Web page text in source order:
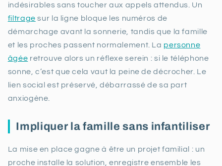
indésirables sans toucher aux appels attendus. Un
filtrage sur la ligne bloque les numéros de
démarchage avant la sonnerie, tandis que la famille
et les proches passent normalement. La personne
âgée retrouve alors un réflexe serein : si le téléphone
sonne, c’est que cela vaut la peine de décrocher. Le
lien social est préservé, débarrassé de sa part
anxiogène.
Impliquer la famille sans infantiliser
La mise en place gagne à être un projet familial : un
proche installe la solution, enregistre ensemble les